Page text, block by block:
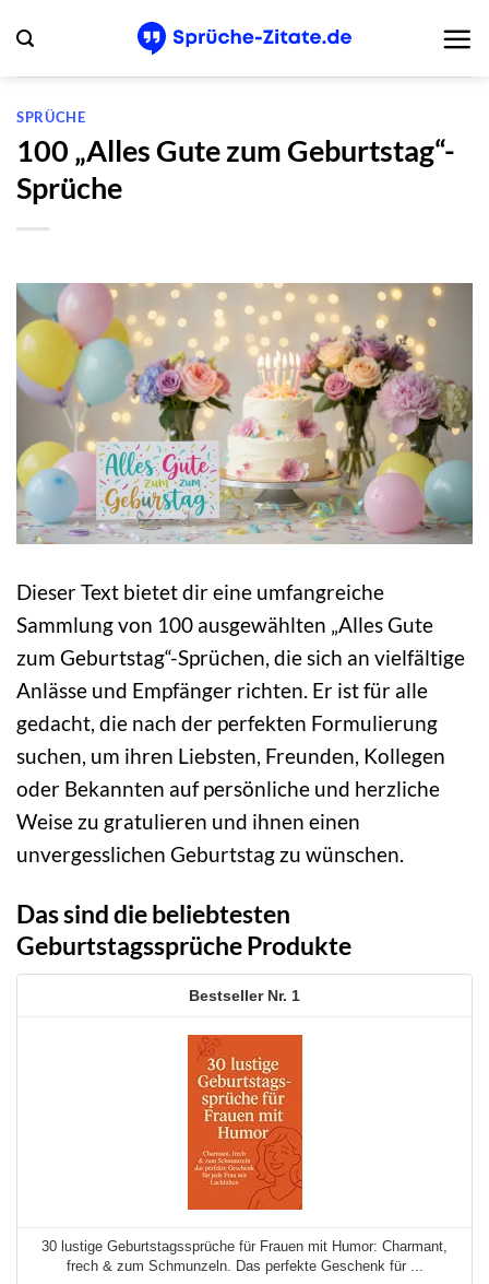
Inhalt
springen
SPRÜCHE
100 „Alles Gute zum Geburtstag“-
Sprüche
Dieser Text bietet dir eine umfangreiche
Sammlung von 100 ausgewählten „Alles Gute
zum Geburtstag“-Sprüchen, die sich an vielfältige
Anlässe und Empfänger richten. Er ist für alle
gedacht, die nach der perfekten Formulierung
suchen, um ihren Liebsten, Freunden, Kollegen
oder Bekannten auf persönliche und herzliche
Weise zu gratulieren und ihnen einen
unvergesslichen Geburtstag zu wünschen.
Das sind die beliebtesten
Geburtstagssprüche Produkte
1
30 lustige Geburtstagssprüche für Frauen mit Humor: Charmant,
frech & zum Schmunzeln. Das perfekte Geschenk für ...